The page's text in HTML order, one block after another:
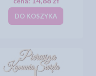
DO KOSZYKA